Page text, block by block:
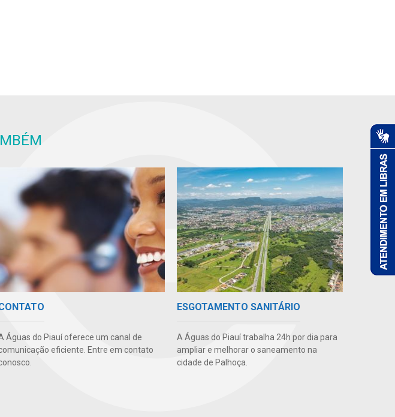
Águas do Piauí oferece um canal de
eficiente. Entre em contato
ESGOTAMENTO SANITÁRIO
A Águas do Piauí trabalha 24h por dia para
ampliar e melhorar o saneamento na
cidade de Palhoça.